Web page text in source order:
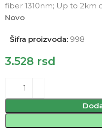
fiber 1310nm; Up to 2km
Novo
Šifra proizvoda: 998
3.528 rsd